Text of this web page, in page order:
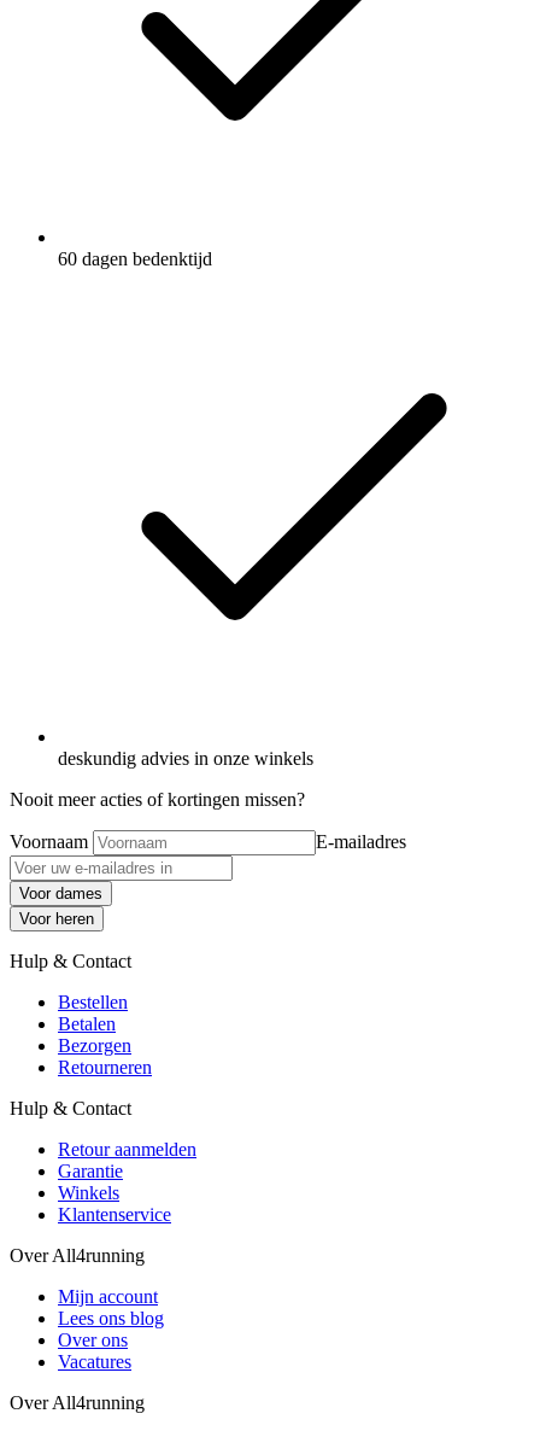
60 dagen bedenktijd
deskundig advies in onze winkels
Nooit meer acties of kortingen missen?
Voornaam E-mailadres
Voor dames
Voor heren
Hulp & Contact
Bestellen
Betalen
Bezorgen
Retourneren
Hulp & Contact
Retour aanmelden
Garantie
Winkels
Klantenservice
Over All4running
Mijn account
Lees ons blog
Over ons
Vacatures
Over All4running